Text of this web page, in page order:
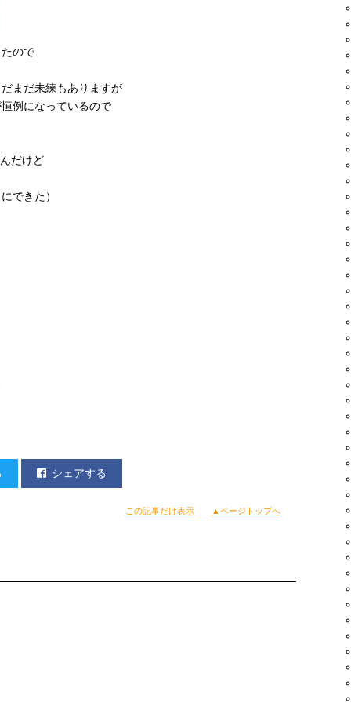
ので
まだ未練もありますが
例になっているので
だけど
できた）
）のやつも履いてたなあ。
シェアする
この記事だけ表示 ▲ページトップへ